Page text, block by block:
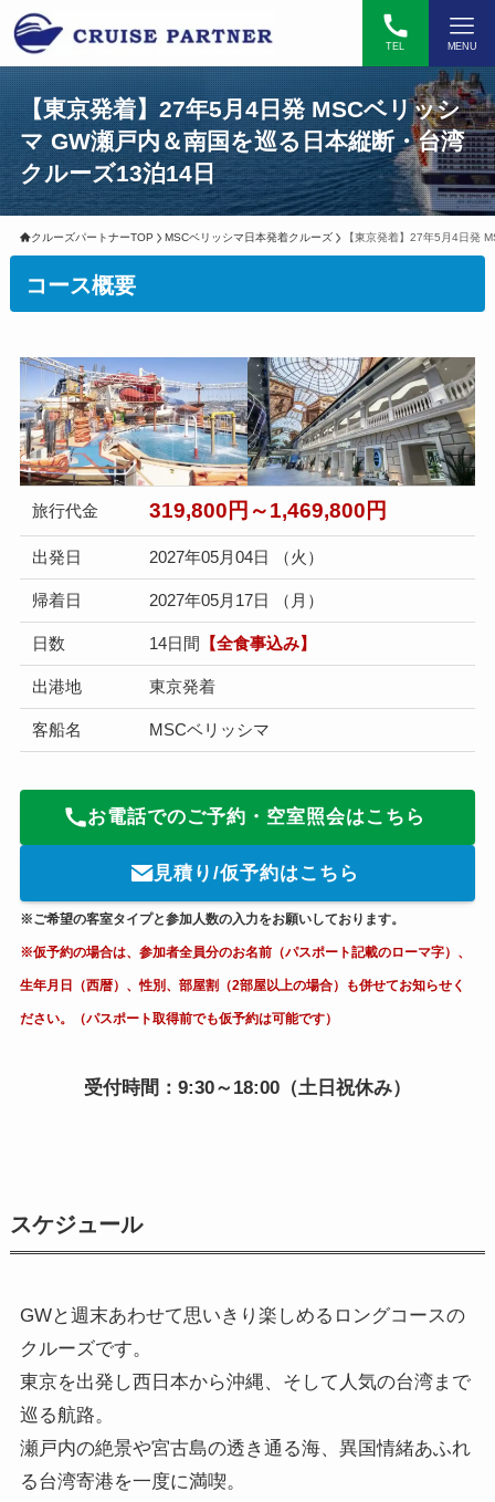
TEL MENU
【東京発着】27年5月4日発 MSCベリッシ
マ GW瀬戸内＆南国を巡る日本縦断・台湾
クルーズ13泊14日
クルーズパートナーTOP MSCベリッシマ日本発着クルーズ 【東京発着】27年5月4日発
コース概要
旅行代金 319,800円～1,469,800円
出発日 2027年05月04日 （火）
帰着日 2027年05月17日 （月）
日数 14日間 【全食事込み】
出港地 東京発着
客船名 MSCベリッシマ
お電話でのご予約・空室照会はこちら
見積り/仮予約はこちら
※ご希望の客室タイプと参加人数の入力をお願いしております。
※仮予約の場合は、参加者全員分のお名前（パスポート記載のローマ字）、
生年月日（西暦）、性別、部屋割（2部屋以上の場合）も併せてお知らせく
ださい。（パスポート取得前でも仮予約は可能です）
受付時間：9:30～18:00（土日祝休み）
スケジュール
GWと週末あわせて思いきり楽しめるロングコースの
クルーズです。
東京を出発し西日本から沖縄、そして人気の台湾まで
巡る航路。
瀬戸内の絶景や宮古島の透き通る海、異国情緒あふれ
る台湾寄港を一度に満喫。